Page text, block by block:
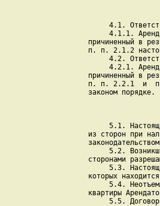
4.1.
4.1.1.
причиненный в
п. п. 2.1.2
4.2.
4.2.1.
причиненный в
п. п. 2.2.1  и
5.1.
из сторон при
5.2.
сторонами
5.3.
которых
5.4.
квартиры
5.5.